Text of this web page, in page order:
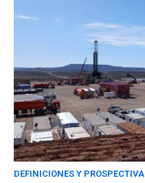
DEFINICIONES Y PROSPECTIVA